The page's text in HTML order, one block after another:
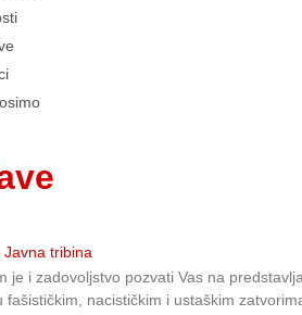
Javna tribina
je i zadovoljstvo pozvati Vas na
fašističkim, nacističkim i ustaškim